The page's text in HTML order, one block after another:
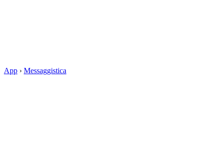
App › Messaggistica